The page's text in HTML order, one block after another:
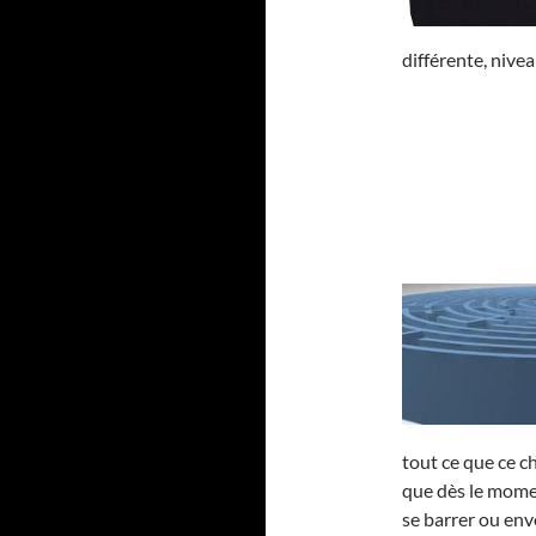
différente,
tout ce que ce
que dès le
se barrer ou